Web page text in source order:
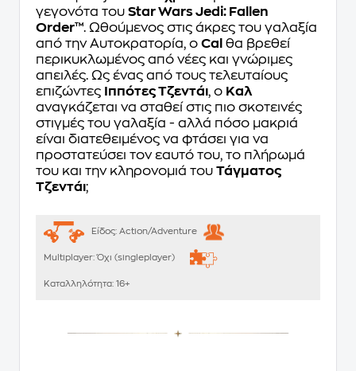
γεγονότα του Star Wars Jedi: Fallen
Order™. Ωθούμενος στις άκρες του γαλαξία
από την Αυτοκρατορία, ο Cal θα βρεθεί
περικυκλωμένος από νέες και γνώριμες
απειλές. Ως ένας από τους τελευταίους
επιζώντες Ιππότες Τζεντάι, ο Καλ
αναγκάζεται να σταθεί στις πιο σκοτεινές
στιγμές του γαλαξία - αλλά πόσο μακριά
είναι διατεθειμένος να φτάσει για να
προστατεύσει τον εαυτό του, το πλήρωμά
του και την κληρονομιά του Τάγματος
Τζεντάι;
Είδος: Action/Adventure
Multiplayer:Όχι (singleplayer)
Καταλληλότητα: 16+